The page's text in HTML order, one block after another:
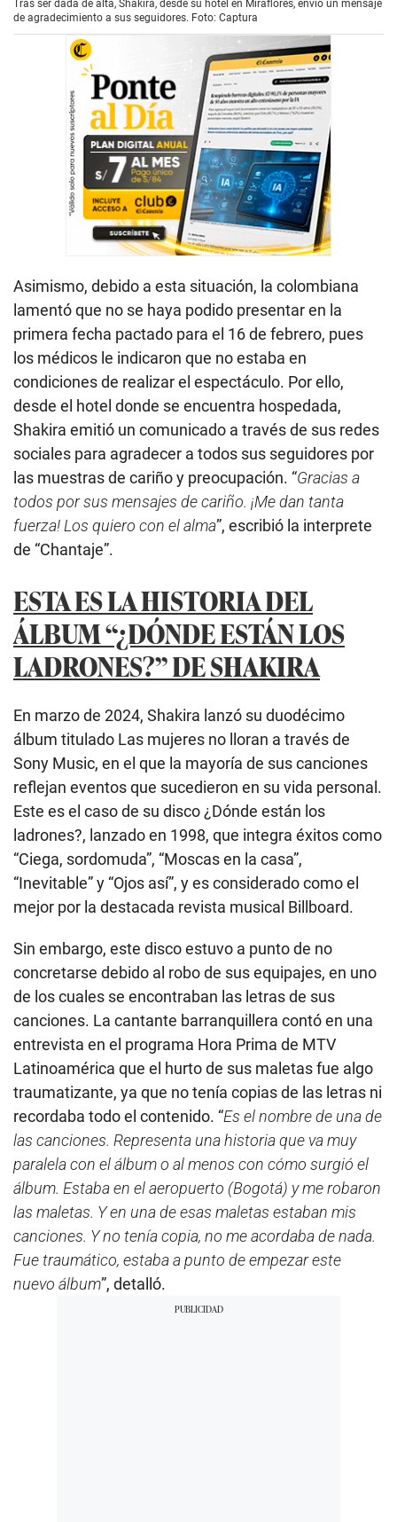
Tras ser dada de alta, Shakira, desde su hotel en Miraflores, envió un mensaje
de agradecimiento a sus seguidores. Foto: Captura
Asimismo, debido a esta situación, la colombiana
lamentó que no se haya podido presentar en la
primera fecha pactado para el 16 de febrero, pues
los médicos le indicaron que no estaba en
condiciones de realizar el espectáculo. Por ello,
desde el hotel donde se encuentra hospedada,
Shakira emitió un comunicado a través de sus redes
sociales para agradecer a todos sus seguidores por
las muestras de cariño y preocupación. “Gracias a
todos por sus mensajes de cariño. ¡Me dan tanta
fuerza! Los quiero con el alma”, escribió la interprete
de “Chantaje”.
ESTA ES LA HISTORIA DEL
ÁLBUM “¿DÓNDE ESTÁN LOS
LADRONES?” DE SHAKIRA
En marzo de 2024, Shakira lanzó su duodécimo
álbum titulado Las mujeres no lloran a través de
Sony Music, en el que la mayoría de sus canciones
reflejan eventos que sucedieron en su vida personal.
Este es el caso de su disco ¿Dónde están los
ladrones?, lanzado en 1998, que integra éxitos como
“Ciega, sordomuda”, “Moscas en la casa”,
“Inevitable” y “Ojos así”, y es considerado como el
mejor por la destacada revista musical Billboard.
Sin embargo, este disco estuvo a punto de no
concretarse debido al robo de sus equipajes, en uno
de los cuales se encontraban las letras de sus
canciones. La cantante barranquillera contó en una
entrevista en el programa Hora Prima de MTV
Latinoamérica que el hurto de sus maletas fue algo
traumatizante, ya que no tenía copias de las letras ni
recordaba todo el contenido. “Es el nombre de una de
las canciones. Representa una historia que va muy
paralela con el álbum o al menos con cómo surgió el
álbum. Estaba en el aeropuerto (Bogotá) y me robaron
las maletas. Y en una de esas maletas estaban mis
canciones. Y no tenía copia, no me acordaba de nada.
Fue traumático, estaba a punto de empezar este
nuevo álbum”, detalló.